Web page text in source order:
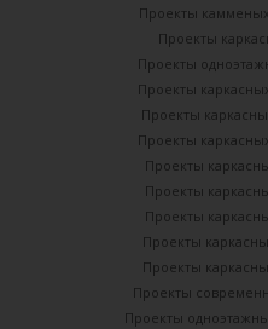
Проекты
Проекты
Проекты
Проекты
Проекты
Проекты
Проекты
Проекты
Проекты
Проекты
Проекты
Проекты
Проекты